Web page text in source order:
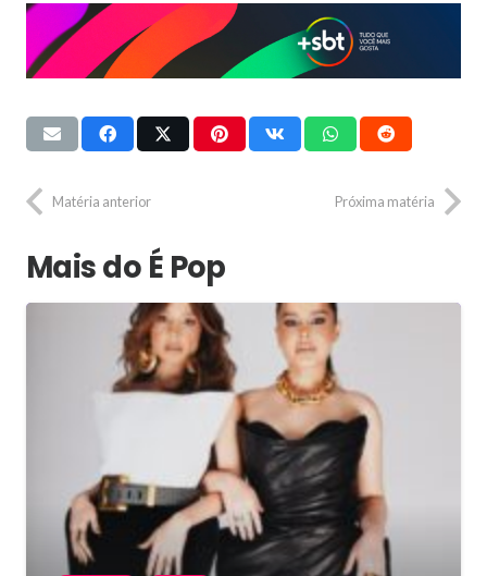
Matéria anterior Próxima matéria
Mais do É Pop